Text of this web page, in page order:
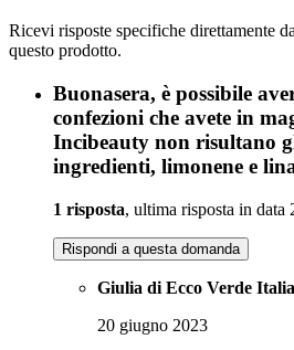
Ricevi risposte specifiche direttamente
questo prodotto.
Buonasera, è possibile
confezioni che avete in
Incibeauty non risultano
ingredienti, limonene e
1 risposta, ultima risposta in data
Rispondi a questa domanda
Giulia di Ecco Verde Italia
20 giugno 2023